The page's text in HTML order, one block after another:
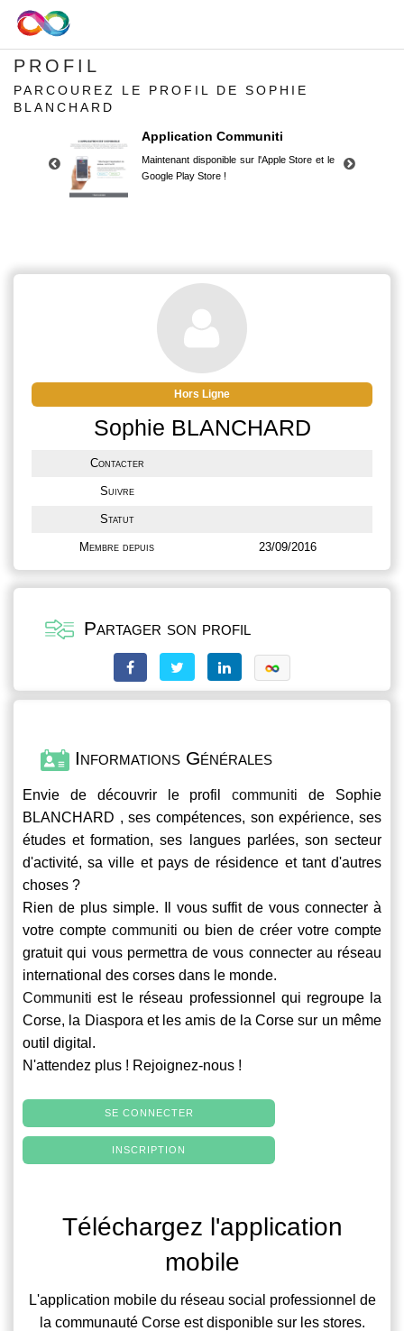
PROFIL
PARCOUREZ LE PROFIL DE SOPHIE
BLANCHARD
Application Communiti
Maintenant disponible sur l'Apple Store et le
Google Play Store !
Google Play Store !
Hors Ligne
Sophie BLANCHARD
Contacter
Suivre
Statut
Membre depuis 23/09/2016
Partager son profil
Informations Générales
Envie de découvrir le profilcommuniti de Sophie
BLANCHARD , ses compétences, son expérience, ses
études et formation, ses langues parlées, son secteur
d'activité, sa ville et pays de résidence et tant d'autres
choses ?
Rien de plus simple. Il vous suffit de vous connecter à
votre compte communiti ou bien de créer votre compte
gratuit qui vous permettra de vous connecter au réseau
international des corses dans le monde.
Communiti est le réseau professionnel qui regroupe la
Corse, la Diaspora et les amis de la Corse sur un même
outil digital.
N'attendez plus ! Rejoignez-nous !
SE CONNECTER
INSCRIPTION
Téléchargez l'application
mobile
L'application mobile du réseau social professionnel de
la communauté Corse est disponible sur les stores.